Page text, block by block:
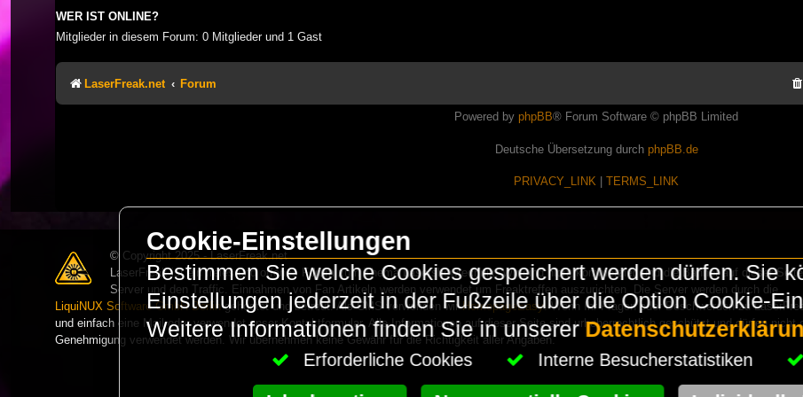
WER IST ONLINE?
Mitglieder in diesem Forum: 0 Mitglieder und 1 Gast
LaserFreak.net Forum
Powered by phpBB® Forum Software © phpBB Limited
Deutsche Übersetzung durch phpBB.de
PRIVACY_LINK TERMS_LINK
© Copyright 2025 - LaserFreak.net
LaserFreak ist ein freies und offenes Forum zum Thema Lasershowtechnik. Wir sind nicht kommerziell und die Banner auf dieser
Server und den Traffic. Einnahmen von Fan Artikeln werden verwendet um Freaktreffen auszurichten. Die Server werden durch die
LiquiNUX Software GmbH Berlingehostet und betreut. Als CMS verwenden wirHomepageEasy. Wenn Ihr Fragen oder Beschwerden zu
und einfach eine Mail oder verwendet unser Kontaktformular. Alle Informationen auf dieser Seite sind urheberrechtlich geschützt und dürfen nicht
Genehmigung verwendet werden. Wir übernehmen keine Gewähr für die Richtigkeit aller Angaben.
Cookie-Einstellungen
Bestimmen Sie welche Cookies gespeichert werden dürfen. Sie
Einstellungen jederzeit in der Fußzeile über die Option Cookie-
Weitere Informationen finden Sie in unserer
Erforderliche Cookies Interne Besucherstatistiken